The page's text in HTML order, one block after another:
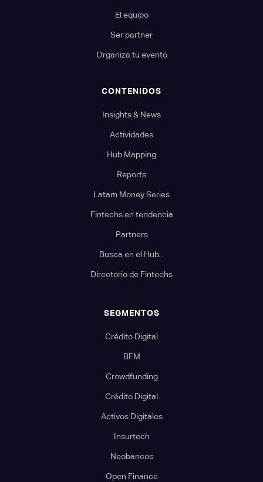
El equipo
Ser partner
Organiza tu evento
CONTENIDOS
Insights & News
Actividades
Hub Mapping
Reports
Latam Money Series
Fintechs en tendencia
Partners
Busca en el Hub...
Directorio de Fintechs
SEGMENTOS
Crédito Digital
BFM
Crowdfunding
Crédito Digital
Activos Digitales
Insurtech
Neobancos
Open Finance